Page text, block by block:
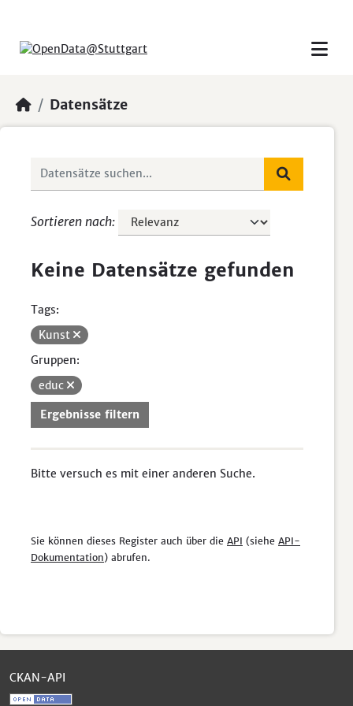
Datensätze
Sortieren nach
Keine Datensätze gefunden
Tags:
Kunst
Gruppen:
educ
Ergebnisse filtern
Bitte versuch es mit einer anderen Suche.
Sie können dieses Register auch über die API (siehe API-
Dokumentation) abrufen.
CKAN-API